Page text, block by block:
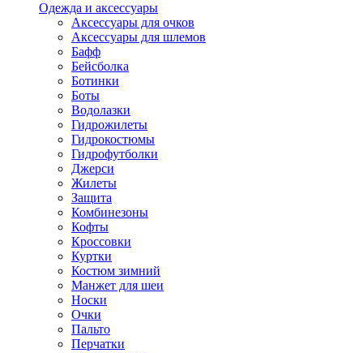
Одежда и аксессуары
Аксессуары для очков
Аксессуары для шлемов
Бафф
Бейсболка
Ботинки
Боты
Водолазки
Гидрожилеты
Гидрокостюмы
Гидрофутболки
Джерси
Жилеты
Защита
Комбинезоны
Кофты
Кроссовки
Куртки
Костюм зимний
Манжет для шеи
Носки
Очки
Пальто
Перчатки